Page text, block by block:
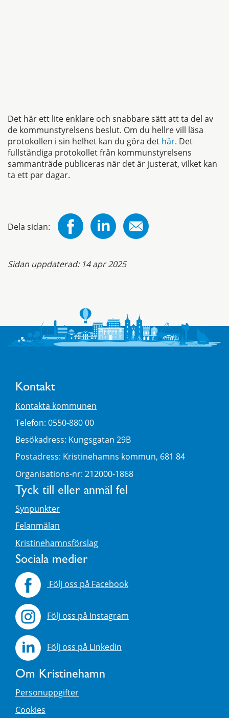
Det här ett lite enklare och snabbare sätt att ta del av
de kommunstyrelsens beslut. Om du hellre vill läsa
protokollen i sin helhet kan du göra det här. Det
fullständiga protokollet från kommunstyrelsens
sammanträde publiceras när det är justerat, vilket kan
ta ett par dagar.
Dela sidan:
Sidan uppdaterad: 14 apr 2025
Kontakt
Kontakta kommunen
Telefon: 0550-880 00
Besökadress: Kungsgatan 29B
Postadress: Kristinehamns kommun, 681 84
Organisations-nr: 212000-1868
Tyck till eller anmäl fel
Synpunkter
Felanmälan
Kristinehamnsförslag
Sociala medier
Följ oss på Facebook
Följ oss på Instagram
Följ oss på Linkedin
Om Kristinehamn
Personuppgifter
Cookies